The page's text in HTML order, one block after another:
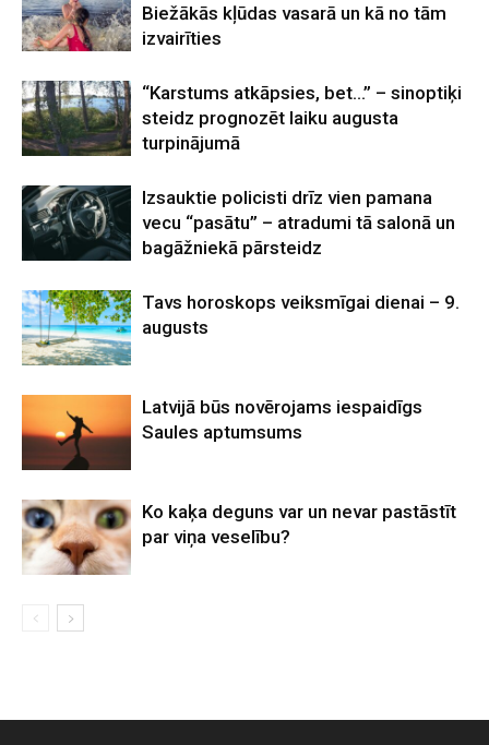
Biežākās kļūdas vasarā un kā no tām
izvairīties
“Karstums atkāpsies, bet…” – sinoptiķi
steidz prognozēt laiku augusta
turpinājumā
Izsauktie policisti drīz vien pamana
vecu “pasātu” – atradumi tā salonā un
bagāžniekā pārsteidz
Tavs horoskops veiksmīgai dienai – 9.
augusts
Latvijā būs novērojams iespaidīgs
Saules aptumsums
Ko kaķa deguns var un nevar pastāstīt
par viņa veselību?